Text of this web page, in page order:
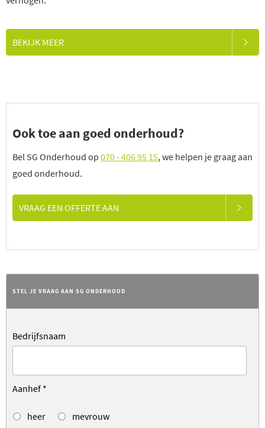
BEKIJK MEER
Ook toe aan goed onderhoud?
Bel SG Onderhoud op 070 - 406 95 15, we helpen je graag aan
goed onderhoud.
VRAAG EEN OFFERTE AAN
STEL JE VRAAG AAN SG ONDERHOUD
Bedrijfsnaam
Aanhef *
heer mevrouw